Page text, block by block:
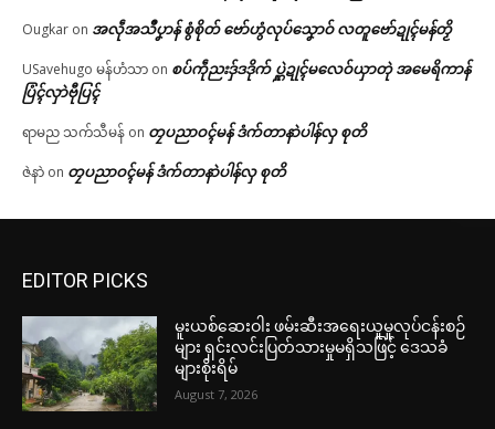
Ougkar on အလဵုအသဳပၞာန် စွံစိုတ် ဗော်ဟွံလုပ်သၞောဝ် လတူဗော်ဍုၚ်မန်တၟိ
USavehugo မန်ဟံသာ on စပ်ကဵုညးဒှ်ဒဒိုက် ပ္ဋဲဍုၚ်မလေဝ်ယှာတုဲ အမေရိကာန်
ပြံၚ်လှာဲဗီုပြၚ်
ရာမည သက်သီမန် on တၠပညာဝၚ်မန် ဒံက်တာနာဲပါန်လှ စုတိ
ဇဲနာဲ on တၠပညာဝၚ်မန် ဒံက်တာနာဲပါန်လှ စုတိ
EDITOR PICKS
မူးယစ်ဆေးဝါး ဖမ်းဆီးအရေးယူမှုလုပ်ငန်းစဉ်
များ ရှင်းလင်းပြတ်သားမှုမရှိသဖြင့် ဒေသခံ
များစိုးရိမ်
August 7, 2026